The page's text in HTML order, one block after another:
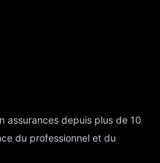
assurances depuis plus de 10
du professionnel et du